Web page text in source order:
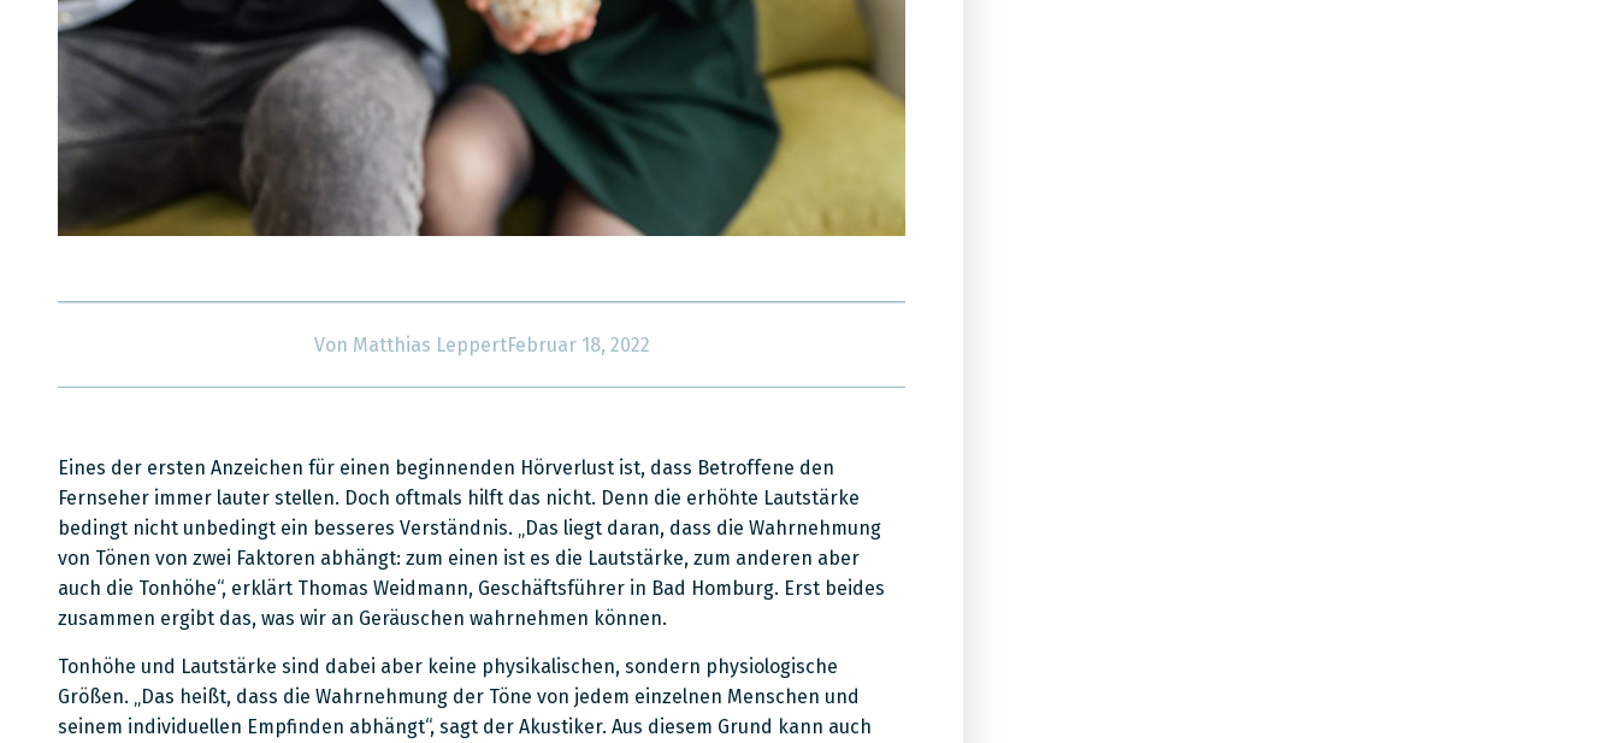
Von Matthias LeppertFebruar 18, 2022
Eines der ersten Anzeichen für einen beginnenden Hörverlust ist, dass Betroffene den
Fernseher immer lauter stellen. Doch oftmals hilft das nicht. Denn die erhöhte Lautstärke
bedingt nicht unbedingt ein besseres Verständnis. „Das liegt daran, dass die Wahrnehmung
von Tönen von zwei Faktoren abhängt: zum einen ist es die Lautstärke, zum anderen aber
auch die Tonhöhe“, erklärt Thomas Weidmann, Geschäftsführer in Bad Homburg. Erst beides
zusammen ergibt das, was wir an Geräuschen wahrnehmen können.
Tonhöhe und Lautstärke sind dabei aber keine physikalischen, sondern physiologische
Größen. „Das heißt, dass die Wahrnehmung der Töne von jedem einzelnen Menschen und
seinem individuellen Empfinden abhängt“, sagt der Akustiker. Aus diesem Grund kann auch